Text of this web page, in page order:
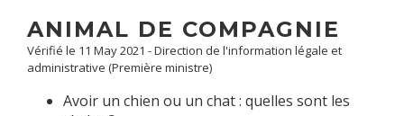
ANIMAL DE COMPAGNIE
Vérifié le 11 May 2021 - Direction de l'information légale et
administrative (Première ministre)
Avoir un chien ou un chat : quelles sont les